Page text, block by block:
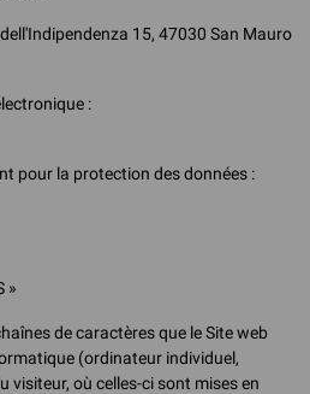
15, 47030 San Mauro
:
pour la protection des données :
»
de caractères que le Site web
(ordinateur individuel,
visiteur, où celles-ci sont mises en